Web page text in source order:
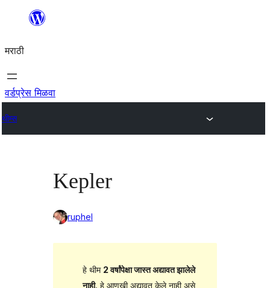
सामुग्रीवर
मराठी
वर्डप्रेस मिळवा
थीम्स
Kepler
ruphel
हे थीम 2 वर्षांपेक्षा जास्त अद्यावत झालेले
नाही. हे आणखी अद्यावत केले नाही असे